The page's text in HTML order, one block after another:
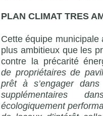
PLAN CLIMAT TRES
Cette équipe
plus ambitieux que les
contre la précarité
de propriétaires de
prêt à s’engager
supplémentaires
écologiquement